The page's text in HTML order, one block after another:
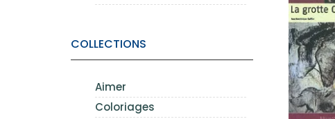
COLLECTIONS
Aimer
Coloriages